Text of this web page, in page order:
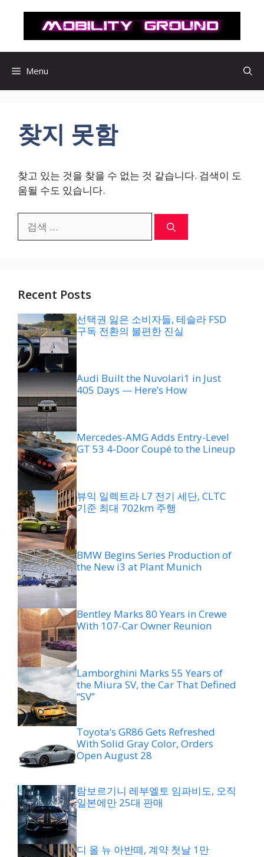
로
Menu
찾지 못함
찾고 있는 것을 찾을 수 없는 것 같습니다. 검색이 도
움될 수도 있습니다.
색:
Recent Posts
선택권 잃은 소비자들, 테슬라 FSD
구독 전환의 불편한 진실
Audi Built the Nuvolari1 in Just
405 Days — Here’s How
Mercedes-AMG Adds Entry-Level
GT 53 4-Door Coupé to the Lineup
뷰익 일렉트라 L7 전기 세단, CLTC
기준 최대 702km 주행
BMW Begins Series Production of
the New i3 at Plant Munich
Bentley Marks 80 Years in Crewe
With 107-Car Owner Reunion
Lamborghini Marks 55 Years of
the Miura SV, the Car That Defined
“SV”
Toyota’s GR86 Gets Refreshed
With Solid Gray Color, Orders
Open August 28
람보르기니 레부엘토 임파비도, 오직
일본에만 25대 판매
디 올 뉴 아반떼, 계약 첫날 1만